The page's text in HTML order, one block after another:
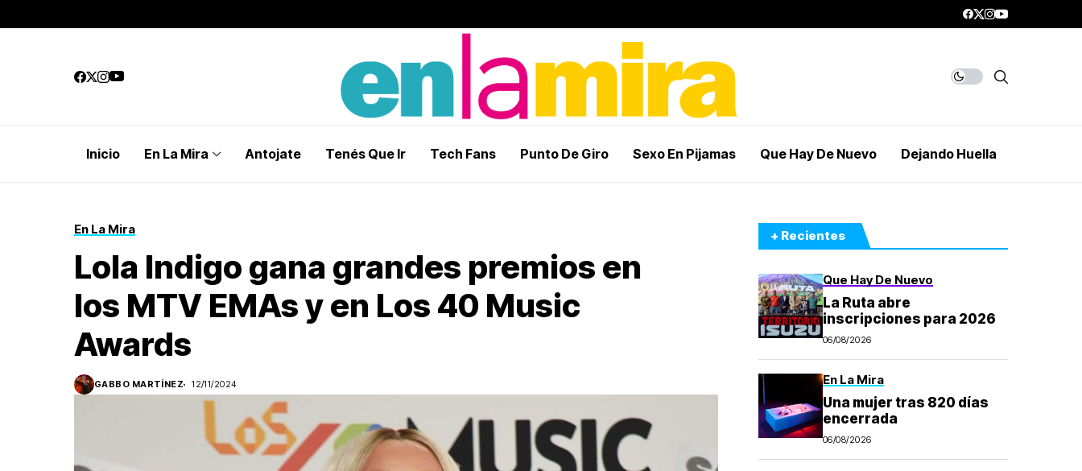
Inicio En La Mira Antojate Tenés Que Ir Tech Fans Punto De Giro Sexo En Pijamas Que Hay De Nuevo Dejando Huella
En La Mira
Lola Indigo gana grandes premios en
los MTV EMAs y en Los 40 Music
Awards
GABBO MARTÍNEZ 12/11/2024
+ Recientes
Que Hay De Nuevo
La Ruta abre
inscripciones para 2026
06/08/2026
En La Mira
Una mujer tras 820 días
encerrada
06/08/2026